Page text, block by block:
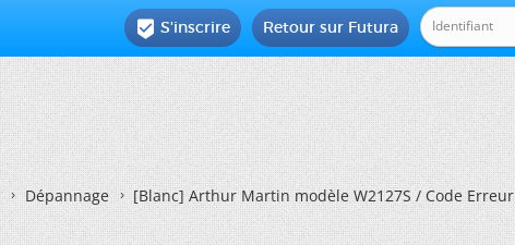
Retour sur Futura
 S'inscrire
Dépannage [Blanc]Arthur Martin modèle W2127S / Code Erreur